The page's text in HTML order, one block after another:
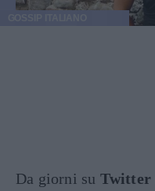
Da giorni su Twitter